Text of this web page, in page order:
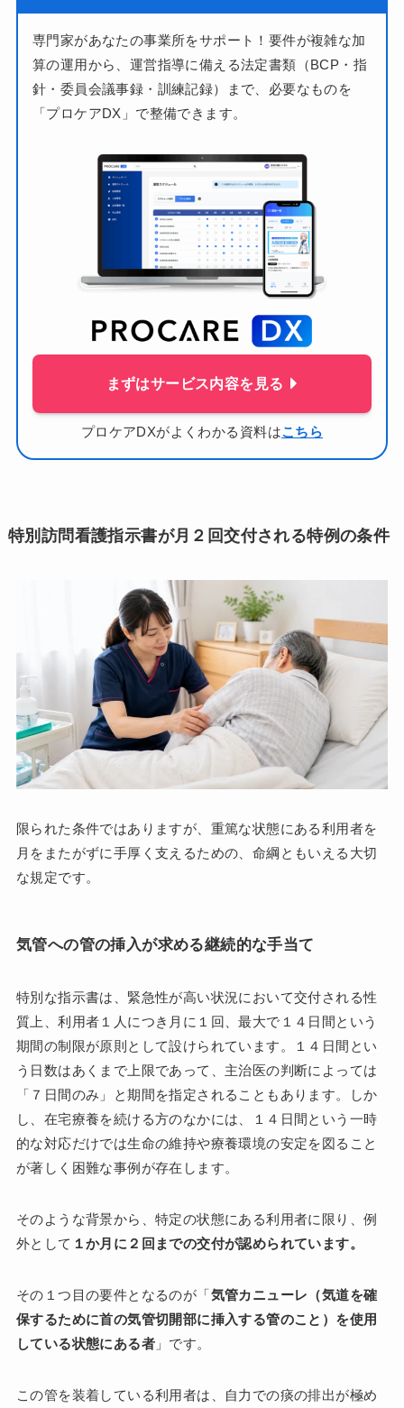
専門家があなたの事業所をサポート！要件が複雑な加
算の運用から、運営指導に備える法定書類（BCP・指
針・委員会議事録・訓練記録）まで、必要なものを
「プロケアDX」で整備できます。
まずはサービス内容を見る
プロケアDXがよくわかる資料はこちら
特別訪問看護指示書が月２回交付される特例の条件
限られた条件ではありますが、重篤な状態にある利用者を
月をまたがずに手厚く支えるための、命綱ともいえる大切
な規定です。
気管への管の挿入が求める継続的な手当て
特別な指示書は、緊急性が高い状況において交付される性
質上、利用者１人につき月に１回、最大で１４日間という
期間の制限が原則として設けられています。１４日間とい
う日数はあくまで上限であって、主治医の判断によっては
「７日間のみ」と期間を指定されることもあります。しか
し、在宅療養を続ける方のなかには、１４日間という一時
的な対応だけでは生命の維持や療養環境の安定を図ること
が著しく困難な事例が存在します。
そのような背景から、特定の状態にある利用者に限り、例
外として １か月に２回までの交付が認められています。
その１つ目の要件となるのが「気管カニューレ（気道を確
保するために首の気管切開部に挿入する管のこと）を使用
している状態にある者」です。
この管を装着している利用者は、自力での痰の排出が極め